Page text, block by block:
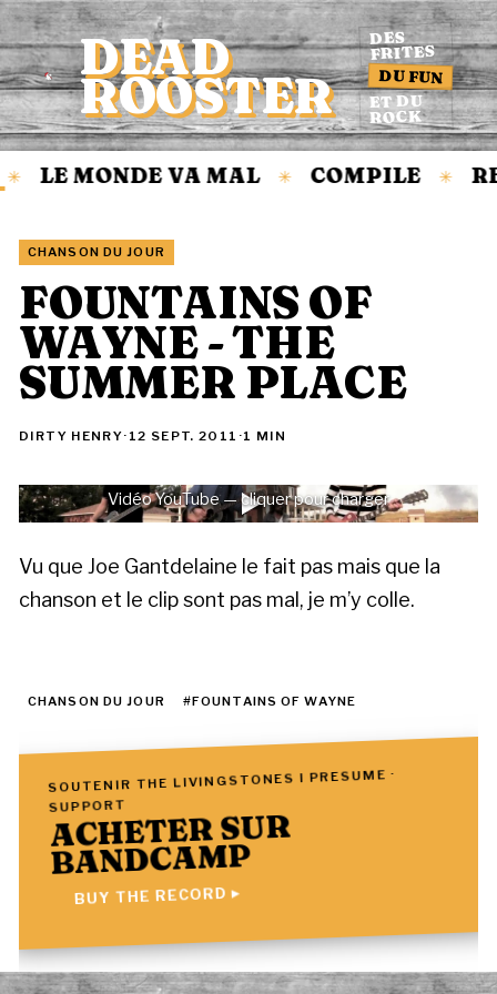
Accueil
DEAD
ROOSTER
DES
FRITES
DU FUN
ET DU
ROCK
✳ LE MONDE VA MAL ✳ COMPILE ✳
CHANSON DU JOUR
FOUNTAINS OF
WAYNE - THE
SUMMER PLACE
DIRTY HENRY· 12 SEPT. 2011 ·1 MIN
Vidéo YouTube — cliquer pour charger
Vu que Joe Gantdelaine le fait pas mais que la
chanson et le clip sont pas mal, je m’y colle.
CHANSON DU JOUR #FOUNTAINS OF WAYNE
SOUTENIR THE LIVINGSTONES I PRESUME ·
SUPPORT
ACHETER SUR
BANDCAMP
BUY THE RECORD ▸